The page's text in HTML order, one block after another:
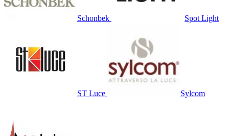
Schonbek Spot Light
ST Luce Sylcom